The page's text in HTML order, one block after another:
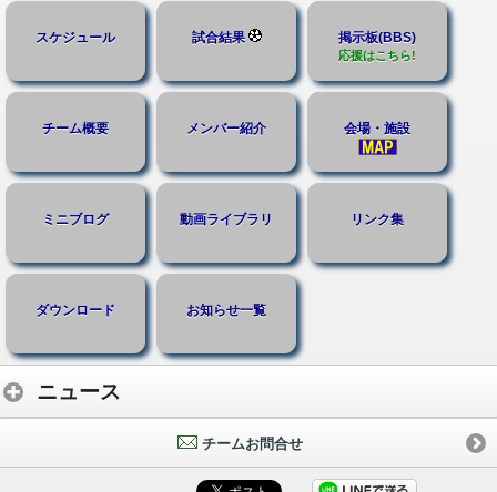
スケジュール 試合結果 掲示板(BBS)
応援はこちら!
チーム概要 メンバー紹介 会場・施設
ミニブログ 動画ライブラリ リンク集
ダウンロード お知らせ一覧
ニュース
チームお問合せ